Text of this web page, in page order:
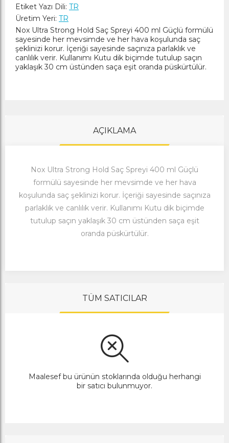
Etiket Yazı Dili: TR
Üretim Yeri: TR
Nox Ultra Strong Hold Saç Spreyi 400 ml Güçlü formülü
sayesinde her mevsimde ve her hava koşulunda saç
şeklinizi korur. İçeriği sayesinde saçınıza parlaklık ve
canlılık verir. Kullanımı Kutu dik biçimde tutulup saçın
yaklaşık 30 cm üstünden saça eşit oranda püskürtülür.
AÇIKLAMA
Nox Ultra Strong Hold Saç Spreyi 400 ml Güçlü
formülü sayesinde her mevsimde ve her hava
koşulunda saç şeklinizi korur. İçeriği sayesinde saçınıza
parlaklık ve canlılık verir. Kullanımı Kutu dik biçimde
tutulup saçın yaklaşık 30 cm üstünden saça eşit
oranda püskürtülür.
TÜM SATICILAR
Maalesef bu ürünün stoklarında olduğu herhangi
bir satıcı bulunmuyor.